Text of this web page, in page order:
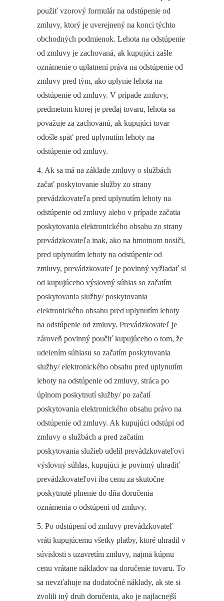
použiť vzorový formulár na odstúpenie od
zmluvy, ktorý je uverejnený na konci týchto
obchodných podmienok. Lehota na odstúpenie
od zmluvy je zachovaná, ak kupujúci zašle
oznámenie o uplatnení práva na odstúpenie od
zmluvy pred tým, ako uplynie lehota na
odstúpenie od zmluvy. V prípade zmluvy,
predmetom ktorej je predaj tovaru, lehota sa
považuje za zachovanú, ak kupujúci tovar
odošle späť pred uplynutím lehoty na
odstúpenie od zmluvy.
4. Ak sa má na základe zmluvy o službách
začať poskytovanie služby zo strany
prevádzkovateľa pred uplynutím lehoty na
odstúpenie od zmluvy alebo v prípade začatia
poskytovania elektronického obsahu zo strany
prevádzkovateľa inak, ako na hmotnom nosiči,
pred uplynutím lehoty na odstúpenie od
zmluvy, prevádzkovateľ je povinný vyžiadať si
od kupujúceho výslovný súhlas so začatím
poskytovania služby/ poskytovania
elektronického obsahu pred uplynutím lehoty
na odstúpenie od zmluvy. Prevádzkovateľ je
zároveň povinný poučiť kupujúceho o tom, že
udelením súhlasu so začatím poskytovania
služby/ elektronického obsahu pred uplynutím
lehoty na odstúpenie od zmluvy, stráca po
úplnom poskytnutí služby/ po začatí
poskytovania elektronického obsahu právo na
odstúpenie od zmluvy. Ak kupujúci odstúpi od
zmluvy o službách a pred začatím
poskytovania služieb udelil prevádzkovateľovi
výslovný súhlas, kupujúci je povinný uhradiť
prevádzkovateľovi iba cenu za skutočne
poskytnuté plnenie do dňa doručenia
oznámenia o odstúpení od zmluvy.
5. Po odstúpení od zmluvy prevádzkovateľ
vráti kupujúcemu všetky platby, ktoré uhradil v
súvislosti s uzavretím zmluvy, najmä kúpnu
cenu vrátane nákladov na doručenie tovaru. To
sa nevzťahuje na dodatočné náklady, ak ste si
zvolili iný druh doručenia, ako je najlacnejší